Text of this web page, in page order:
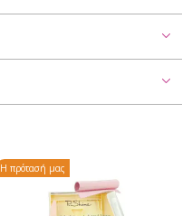
Η πρότασή μας